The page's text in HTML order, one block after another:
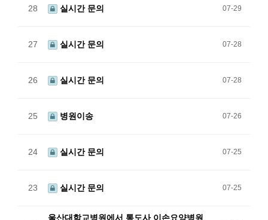
28 실시간 문의 07-29
27 실시간 문의 07-28
26 실시간 문의 07-28
25 병원이송 07-26
24 실시간 문의 07-25
23 실시간 문의 07-25
울산대학교병원에서 통도사 이손요양병원